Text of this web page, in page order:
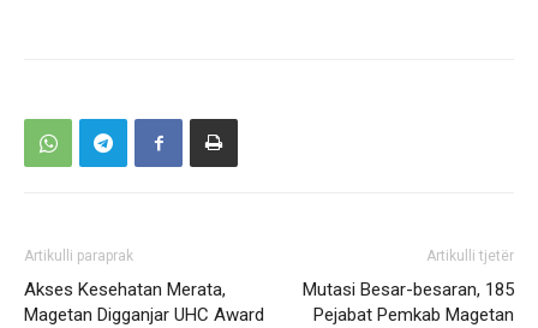
Artikulli paraprak
Akses Kesehatan Merata,
Magetan Digganjar UHC Award
Artikulli tjetër
Mutasi Besar-besaran, 185
Pejabat Pemkab Magetan